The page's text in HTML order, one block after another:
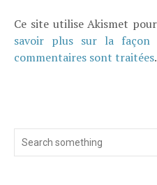
Ce site utilise Akismet
savoir plus sur la façon
commentaires sont traitées.